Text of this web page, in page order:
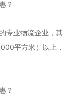
？
专业物流企业，其
平方米）以上，
？